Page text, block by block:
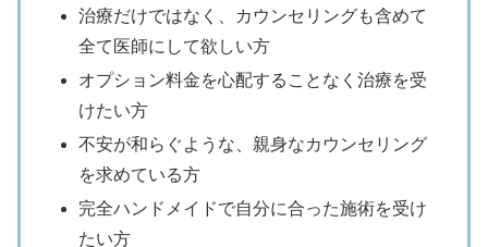
治療だけではなく、カウンセリングも含めて
全て医師にして欲しい方
オプション料金を心配することなく治療を受
けたい方
不安が和らぐような、親身なカウンセリング
を求めている方
完全ハンドメイドで自分に合った施術を受け
たい方